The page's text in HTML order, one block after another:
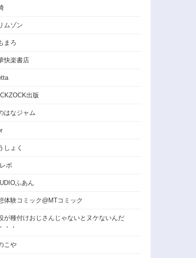
ムゾン
まろ
快楽書店
出版
はなジャム
しょく
ボ
ふあん
体験コミック@MTコミック
が種付けおじさんじゃないとヌケないんだ
・・
こや